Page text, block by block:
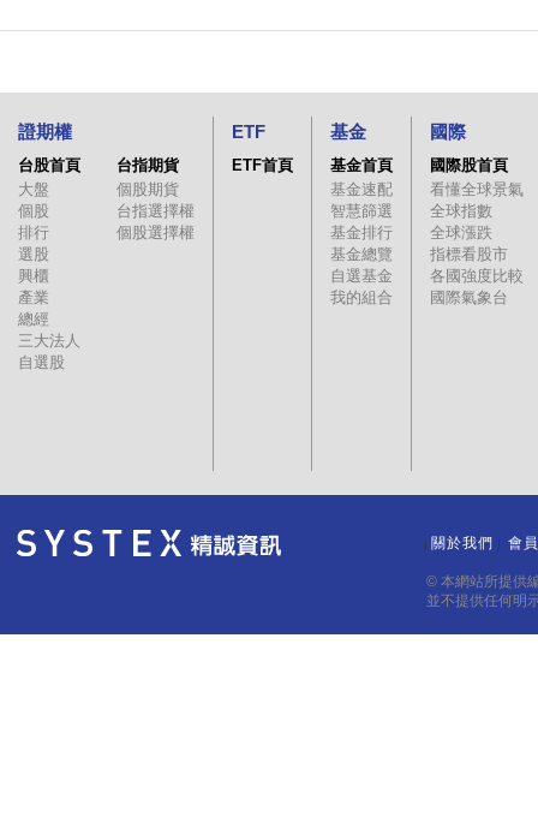
證期權
台股首頁
大盤
個股
排行
選股
興櫃
產業
總經
三大法人
自選股
台指期貨
個股期貨
台指選擇權
個股選擇權
ETF
ETF首頁
基金
基金首頁
基金速配
智慧篩選
基金排行
基金總覽
自選基金
我的組合
國際
國際股首頁
看懂全球景氣
全球指數
全球漲跌
指標看股市
各國強度比較
國際氣象台
關於我們 會
© 本網站所提供
並不提供任何明